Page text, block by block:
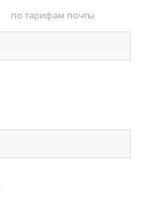
по тарифам почты